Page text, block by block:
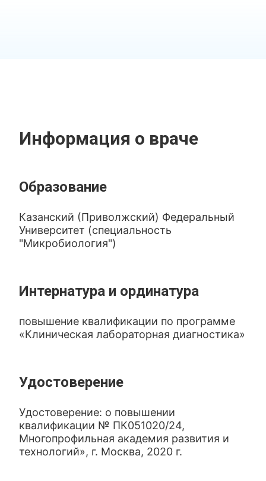
Информация о враче
Образование
Казанский (Приволжский) Федеральный
Университет (специальность
"Микробиология")
Интернатура и ординатура
повышение квалификации по программе
«Клиническая лабораторная диагностика»
Удостоверение
Удостоверение: о повышении
квалификации № ПК051020/24,
Многопрофильная академия развития и
технологий», г. Москва, 2020 г.